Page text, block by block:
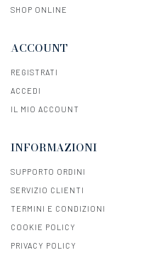
SHOP ONLINE
ACCOUNT
REGISTRATI
ACCEDI
IL MIO ACCOUNT
INFORMAZIONI
SUPPORTO ORDINI
SERVIZIO CLIENTI
TERMINI E CONDIZIONI
COOKIE POLICY
PRIVACY POLICY